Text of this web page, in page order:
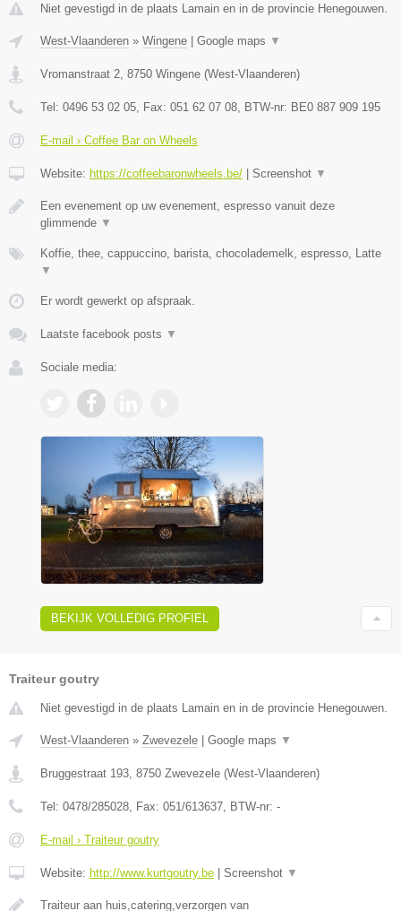
Niet gevestigd in de plaats Lamain en in de provincie Henegouwen.
West-Vlaanderen » Wingene | Google maps ▼
Vromanstraat 2 8750 Wingene (West-Vlaanderen)
Tel: 0496 53 02 05 , Fax: 051 62 07 08 , BTW-nr: BE0 887 909 195
E-mail › Coffee Bar on Wheels
Website: https://coffeebaronwheels.be/ | Screenshot ▼
Een evenement op uw evenement, espresso vanuit deze
glimmende ▼
Koffie, thee, cappuccino, barista, chocolademelk, espresso, Latte
▼
Er wordt gewerkt op afspraak.
Laatste facebook posts ▼
Sociale media:
BEKIJK VOLLEDIG PROFIEL
Traiteur goutry
Niet gevestigd in de plaats Lamain en in de provincie Henegouwen.
West-Vlaanderen » Zwevezele Google maps ▼
Bruggestraat 193, 8750 Zwevezele (West-Vlaanderen)
Tel: 0478/285028, Fax: 051/613637, BTW-nr: -
E-mail › Traiteur goutry
Website: http://www.kurtgoutry.be Screenshot ▼
Traiteur aan huis,catering,verzorgen van